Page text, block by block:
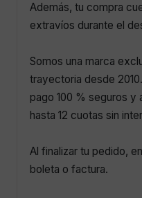
Además, tu compra
extravíos durante el
Somos una marca
trayectoria desde
pago 100 % seguros
hasta 12 cuotas sin
Al finalizar tu pedido,
boleta o factura.